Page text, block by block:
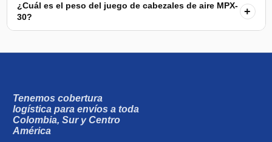
¿Cuál es el peso del juego de cabezales de aire MPX-
30?
+
Tenemos cobertura
logística para envíos a toda
Colombia, Sur y Centro
América